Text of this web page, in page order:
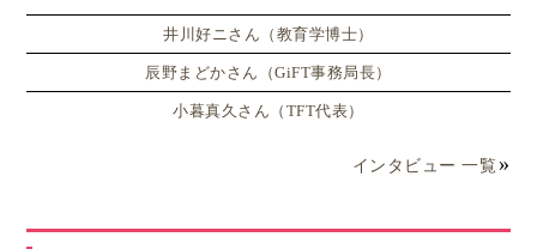
井川好ニさん（教育学博士）
辰野まどかさん（GiFT事務局長）
小暮真久さん（TFT代表）
インタビュー 一覧